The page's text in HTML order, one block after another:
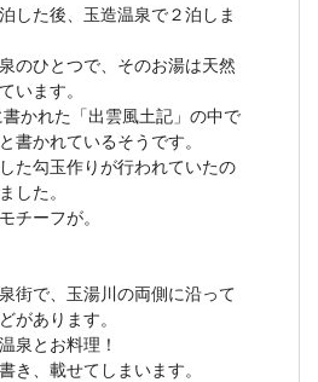
した後、玉造温泉で２泊しま
のひとつで、そのお湯は天然
います。
かれた「出雲風土記」の中で
書かれているそうです。
た勾玉作りが行われていたの
した。
チーフが。
街で、玉湯川の両側に沿って
があります。
泉とお料理！
き、載せてしまいます。